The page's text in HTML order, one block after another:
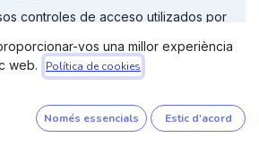
controles de acceso utilizados por
datos
medidas de protección de datos
incluyendo la copia de
vos una millor experiència
web.
Política de cookies
Només essencials Estic d'acord